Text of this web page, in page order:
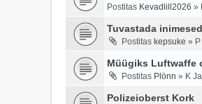
Postitas Kevadlill2026 »
Tuvastada inimesed
Postitas kepsuke »
Müügiks Luftwaffe
Postitas Plönn » K
Polizeioberst Kork